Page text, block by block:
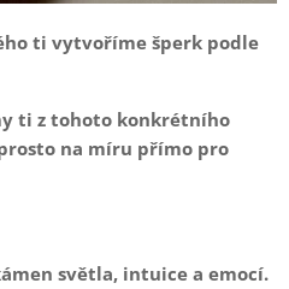
ti vytvoříme šperk podle
ti z tohoto konkrétního
na míru přímo pro
světla, intuice a emocí.